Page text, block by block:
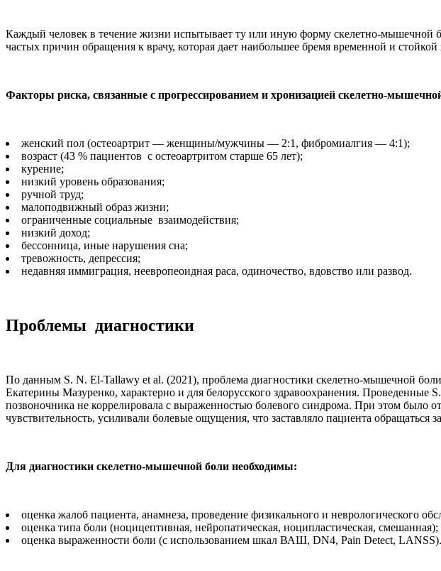
Каждый человек в течение жизни испытывает ту или иную форму скелетно-
частых причин обращения к врачу, которая дает наибольшее бремя временной и
Факторы риска, связанные с прогрессированием и хронизацией скелетно-
женский пол (остеоартрит — женщины/мужчины — 2:1, фибромиалгия — 4:1);
возраст (43 % пациентов с остеоартритом старше 65 лет);
курение;
низкий уровень образования;
ручной труд;
малоподвижный образ жизни;
ограниченные социальные взаимодействия;
низкий доход;
бессонница, иные нарушения сна;
тревожность, депрессия;
недавняя иммиграция, неевропеоидная раса, одиночество, вдовство или развод.
Проблемы диагностики
По данным S. N. El-Tallawy et al. (2021), проблема диагностики скелетно-мышечной
Екатерины Мазуренко, характерно и для белорусского здравоохранения. Проведенные
позвоночника не коррелировала с выраженностью болевого синдрома. При этом
чувствительность, усиливали болевые ощущения, что заставляло пациента
Для диагностики скелетно-мышечной боли необходимы:
оценка жалоб пациента, анамнеза, проведение физикального и неврологического
оценка типа боли (ноцицептивная, нейропатическая, ноципластическая, смешанная);
оценка выраженности боли (с использованием шкал ВАШ, DN4, Pain Detect, LANSS).